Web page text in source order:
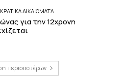
ΔΙΚΑΙΏΜΑΤΑ
για την 12χρονη
περισσοτέρων